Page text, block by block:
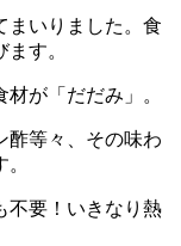
まいりました。食
す。
が「だだみ」。
酢等々、その味わ
不要！いきなり熱